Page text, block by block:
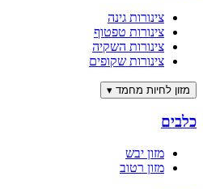
צינורות גינה
צינורות טפטוף
צינורות השקיה
צינורות שקופים
מזון לחיות מחמד ▾
כלבים
מזון יבש
מזון רטוב